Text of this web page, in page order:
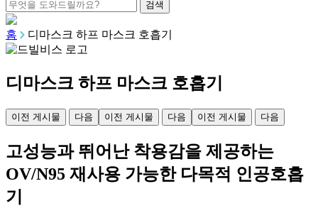
홈 디마스크 하프 마스크 호흡기
이전 게시물 다음 이전 게시물 다음 이전 게시물 다음
디마스크 하프 마스크 호흡기
고성능과 뛰어난 착용감을 제공하는
OV/N95 재사용 가능한 다목적 인공호흡
기